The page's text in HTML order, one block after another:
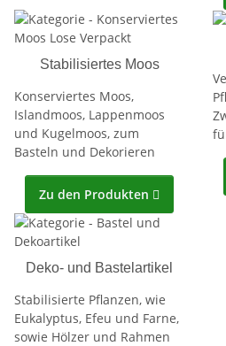
Stabilisiertes Moos
Konserviertes Moos,
Islandmoos, Lappenmoos
und Kugelmoos, zum
Basteln und Dekorieren
Zu den Produkten 
Deko- und Bastelartikel
Stabilisierte Pflanzen, wie
Eukalyptus, Efeu und Farne,
sowie Hölzer und Rahmen